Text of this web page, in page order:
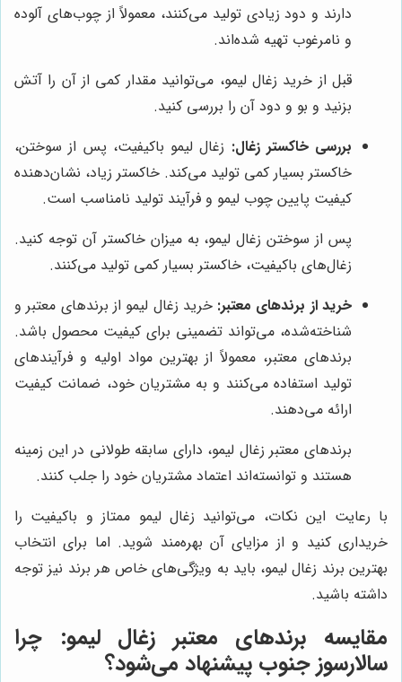
دارند و دود زیادی تولید می‌کنند، معمولاً از چوب‌های آلوده
و نامرغوب تهیه شده‌اند.
قبل از خرید زغال لیمو، می‌توانید مقدار کمی از آن را آتش
بزنید و بو و دود آن را بررسی کنید.
بررسی خاکستر زغال: زغال لیمو باکیفیت، پس از سوختن،
خاکستر بسیار کمی تولید می‌کند. خاکستر زیاد، نشان‌دهنده
کیفیت پایین چوب لیمو و فرآیند تولید نامناسب است.
پس از سوختن زغال لیمو، به میزان خاکستر آن توجه کنید.
زغال‌های باکیفیت، خاکستر بسیار کمی تولید می‌کنند.
خرید از برندهای معتبر: خرید زغال لیمو از برندهای معتبر و
شناخته‌شده، می‌تواند تضمینی برای کیفیت محصول باشد.
برندهای معتبر، معمولاً از بهترین مواد اولیه و فرآیندهای
تولید استفاده می‌کنند و به مشتریان خود، ضمانت کیفیت
ارائه می‌دهند.
برندهای معتبر زغال لیمو، دارای سابقه طولانی در این زمینه
هستند و توانسته‌اند اعتماد مشتریان خود را جلب کنند.
با رعایت این نکات، می‌توانید زغال لیمو ممتاز و باکیفیت را
خریداری کنید و از مزایای آن بهره‌مند شوید. اما برای انتخاب
بهترین برند زغال لیمو، باید به ویژگی‌های خاص هر برند نیز توجه
داشته باشید.
مقایسه برندهای معتبر زغال لیمو: چرا
سالارسوز جنوب پیشنهاد می‌شود؟